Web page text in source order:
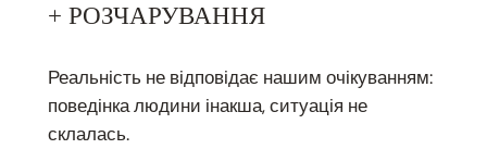
+ РОЗЧАРУВАННЯ
Реальність не відповідає нашим очікуванням:
поведінка людини інакша, ситуація не
склалась.